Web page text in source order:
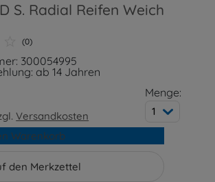
S. Radial Reifen Weich
(0)
300054995
ab 14 Jahren
Versandkosten
Menge:
1
den Merkzettel
Warenkorb